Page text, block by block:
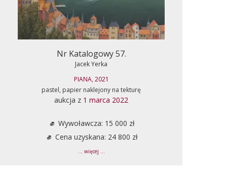
Nr Katalogowy 57.
Jacek Yerka
PIANA, 2021
pastel, papier naklejony na tekturę
aukcja z 1 marca 2022
Wywoławcza: 15 000 zł
Cena uzyskana: 24 800 zł
... więcej ...